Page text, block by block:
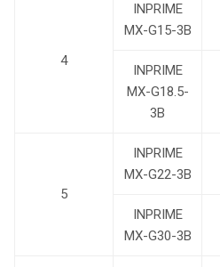
4
INPRIME
MX-G15-3B
INPRIME
MX-G18.5-
3B
5
INPRIME
MX-G22-3B
INPRIME
MX-G30-3B